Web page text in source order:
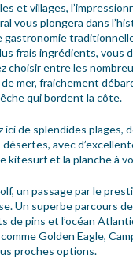
et villages,
vous plongera dans
gastronomie
frais ingrédients, vous
choisir entre les
mer, fraichement
qui bordent la côte.
de splendides plages,
avec
kitesurf et la planche à
un passage par le
Un superbe parcours
de pins et l’océan
Golden Eagle,
proches options.